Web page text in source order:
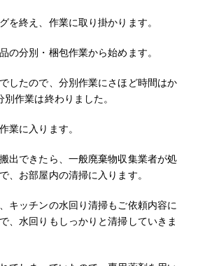
を終え、作業に取り掛かります。
の分別・梱包作業から始めます。
したので、分別作業にさほど時間はか
作業は終わりました。
業に入ります。
出できたら、一般廃棄物収集業者が処
、お部屋内の清掃に入ります。
キッチンの水回り清掃もご依頼内容に
、水回りもしっかりと清掃していきま